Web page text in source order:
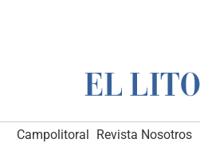
Campolitoral Revista Nosotros